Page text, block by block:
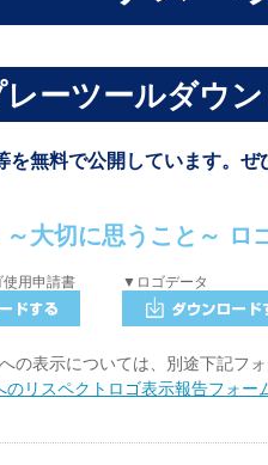
ーツールダウ
無料で公開しています。ぜ
大切に思うこと～ ロ
用申請書 ▼ロゴデータ
の表示については、別途下記フ
のリスペクトロゴ表示報告フォー